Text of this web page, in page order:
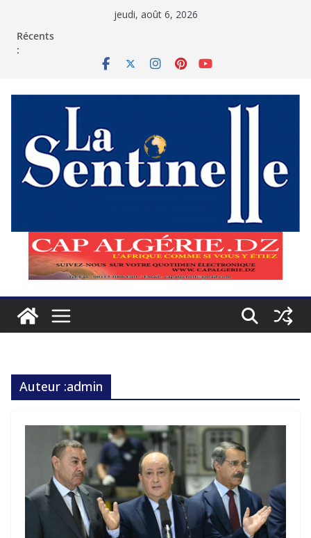
jeudi, août 6, 2026
Récents
:
Auteur :admin